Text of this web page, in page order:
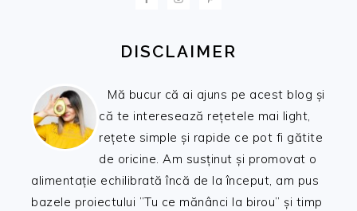
DISCLAIMER
Mă bucur că ai ajuns pe acest blog și
că te interesează rețetele mai light,
rețete simple și rapide ce pot fi gătite
de oricine. Am susținut și promovat o
alimentație echilibrată încă de la început, am pus
bazele proiectului ”Tu ce mănânci la birou” și timp